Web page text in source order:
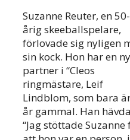
Suzanne Reuter, en 50-
årig skeeballspelare,
förlovade sig nyligen
sin kock. Hon har en ny
partner i “Cleos
ringmästare, Leif
Lindblom, som bara
år gammal. Han
“Jag stöttade Suzanne